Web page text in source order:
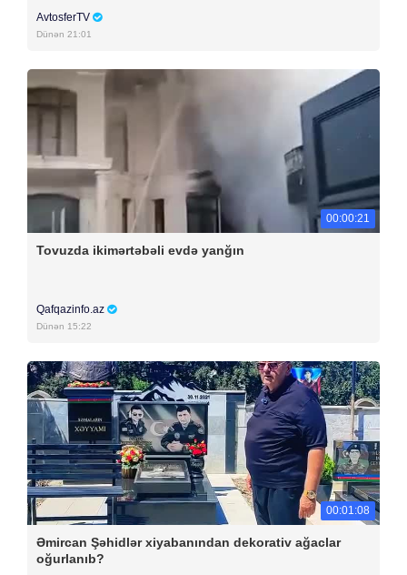
AvtosferTV
Dünən 21:01
00:00:21
Tovuzda ikimərtəbəli evdə yanğın
Qafqazinfo.az
Dünən 15:22
00:01:08
Əmircan Şəhidlər xiyabanından dekorativ ağaclar
oğurlanıb?